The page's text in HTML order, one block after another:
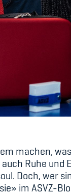
machen,
Ruhe
Doch, wer
im ASVZ-